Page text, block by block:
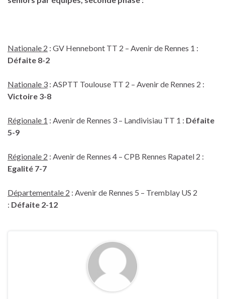
Nationale 2 : GV Hennebont TT 2 – Avenir de Rennes 1 :
Défaite 8-2
Nationale 3 : ASPTT Toulouse TT 2 – Avenir de Rennes 2 :
Victoire 3-8
Régionale 1 : Avenir de Rennes 3 – Landivisiau TT 1 : Défaite
5-9
Régionale 2 : Avenir de Rennes 4 – CPB Rennes Rapatel 2 :
Egalité 7-7
Départementale 2 : Avenir de Rennes 5 – Tremblay US 2
: Défaite 2-12